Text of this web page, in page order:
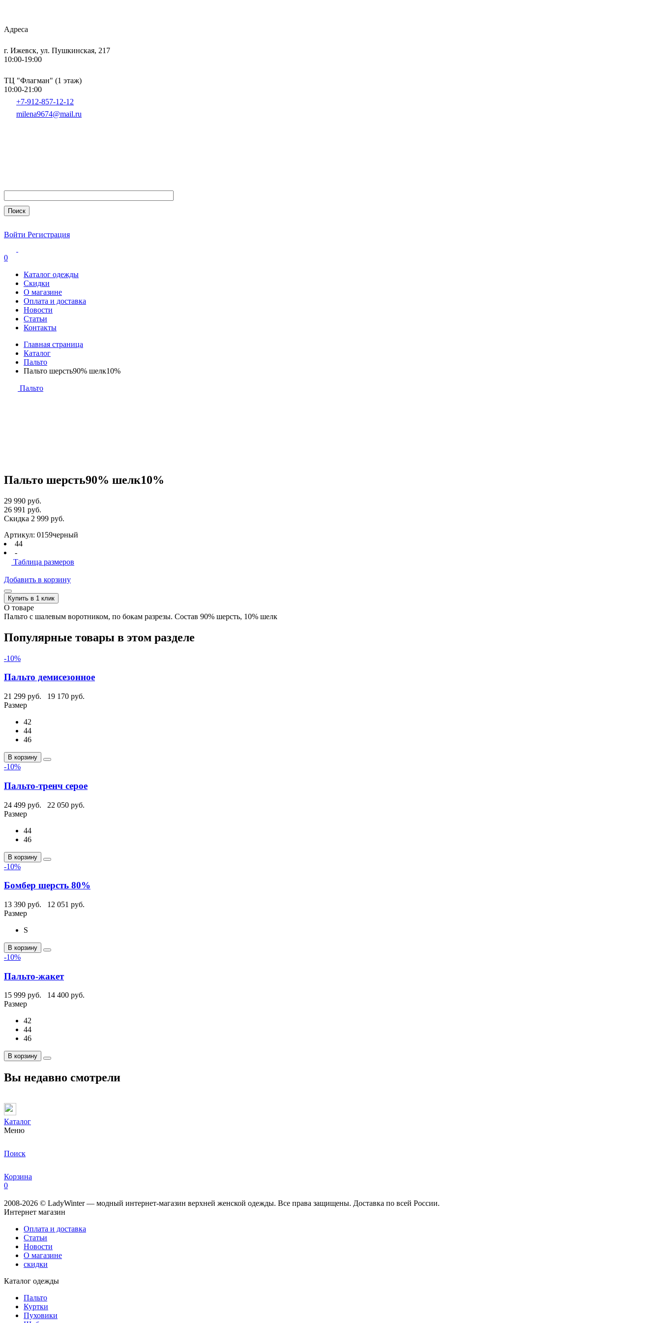
Адреса
г. Ижевск, ул. Пушкинская, 217
10:00-19:00
ТЦ "Флагман" (1 этаж)
10:00-21:00
+7-912-857-12-12
milena9674@mail.ru
Войти Регистрация
0
Каталог одежды
Скидки
О магазине
Оплата и доставка
Новости
Статьи
Контакты
Главная страница
Каталог
Пальто
Пальто шерсть90% шелк10%
Пальто
Пальто шерсть90% шелк10%
29 990 руб.
26 991 руб.
Скидка 2 999 руб.
Артикул: 0159черный
44
-
Таблица размеров
Добавить в корзину
Купить в 1 клик
О товаре
Пальто с шалевым воротником, по бокам разрезы. Состав 90% шерсть, 10% шелк
Популярные товары в этом разделе
-10%
Пальто демисезонное
21 299 руб.
19 170 руб.
Размер
42
44
46
В корзину
-10%
Пальто-тренч серое
24 499 руб.
22 050 руб.
Размер
44
46
В корзину
-10%
Бомбер шерсть 80%
13 390 руб.
12 051 руб.
Размер
S
В корзину
-10%
Пальто-жакет
15 999 руб.
14 400 руб.
Размер
42
44
46
В корзину
Вы недавно смотрели
Каталог
Меню
Поиск
Корзина
0
2008-2026 © LadyWinter — модный интернет-магазин верхней женской одежды. Все права защищены. Доставка по всей России.
Интернет магазин
Оплата и доставка
Статьи
Новости
О магазине
скидки
Каталог одежды
Пальто
Куртки
Пуховики